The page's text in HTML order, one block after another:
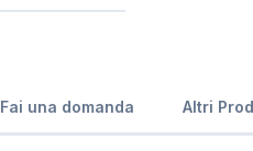
Fai una domanda Altri